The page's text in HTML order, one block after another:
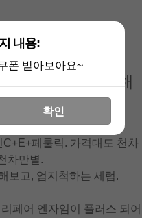
럼 위드 DNA
요. MD가 강추해
페룰릭. 가격대도 천차
차만별.
보고, 엄지척하는 세럼.
페어 엔자임이 플러스 되어
내용:
폰 받아보아요~
확인